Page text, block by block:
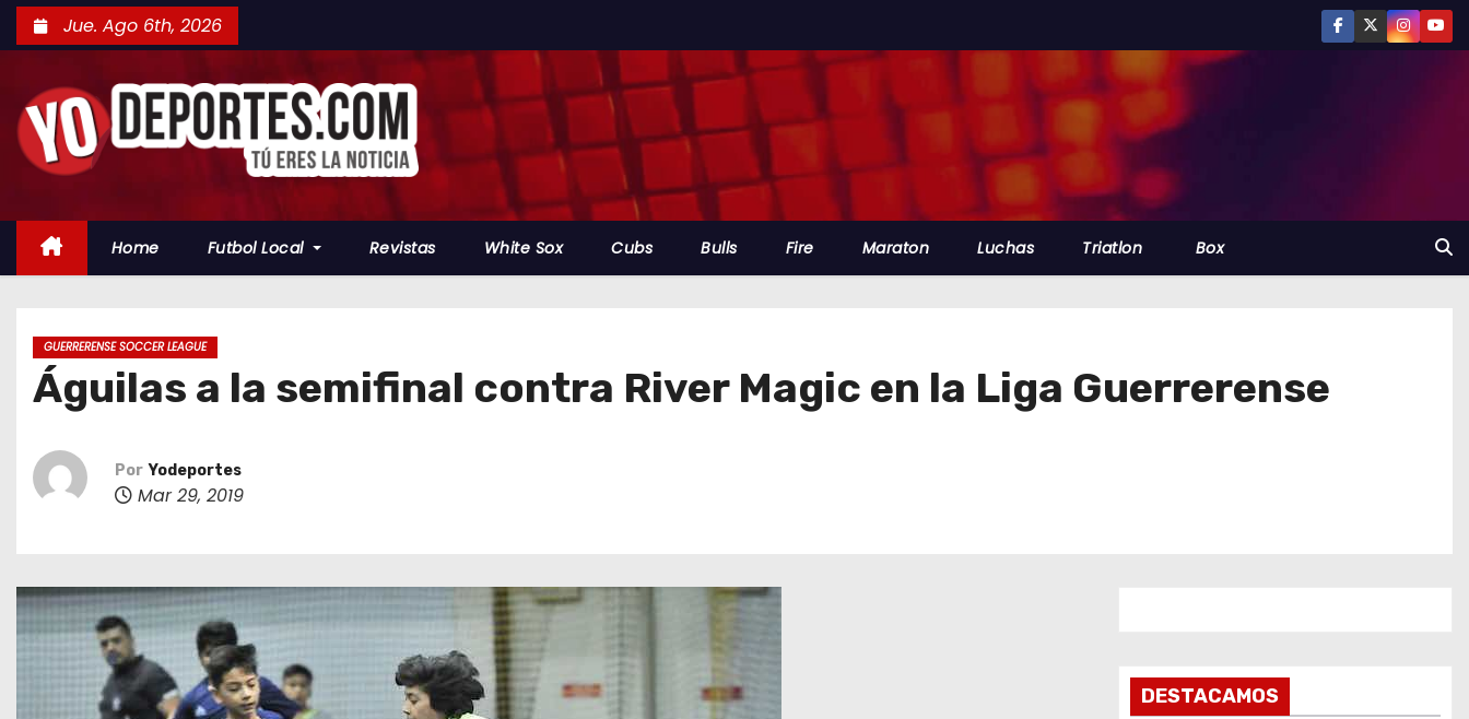
a
l
Jue. Ago 6th, 2026
Home Futbol Local Revistas White Sox Cubs Bulls Fire Maraton Luchas Triatlon Box
GUERRERENSE SOCCER LEAGUE
Águilas a la semifinal contra River Magic en la Liga Guerrerense
Por Yodeportes
Mar 29, 2019
DESTACAMOS